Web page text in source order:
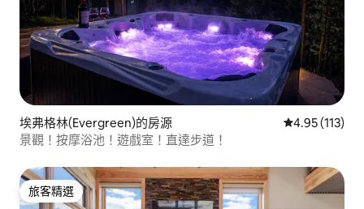
埃弗格林(Evergreen)的房源 從 113 則評價
4.95 (113)
景觀！按摩浴池！遊戲室！直達步道！
旅客精選
旅客精選